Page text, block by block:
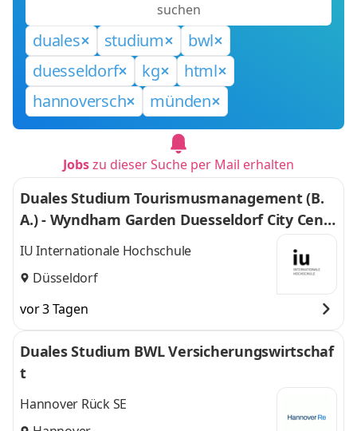
suchen
duales studium
bwl
duesseldorf
kg
html
hannoversch
münden
Jobszu dieser Suche per Mail erhalten
Duales Studium Tourismusmanagement (B.
A.) - Wyndham Garden Duesseldorf City Centr
e Koenigsallee Hotel
IU Internationale Hochschule
Düsseldorf
vor 3 Tagen
Duales Studium BWL Versicherungswirtschaf
t
Hannover Rück SE